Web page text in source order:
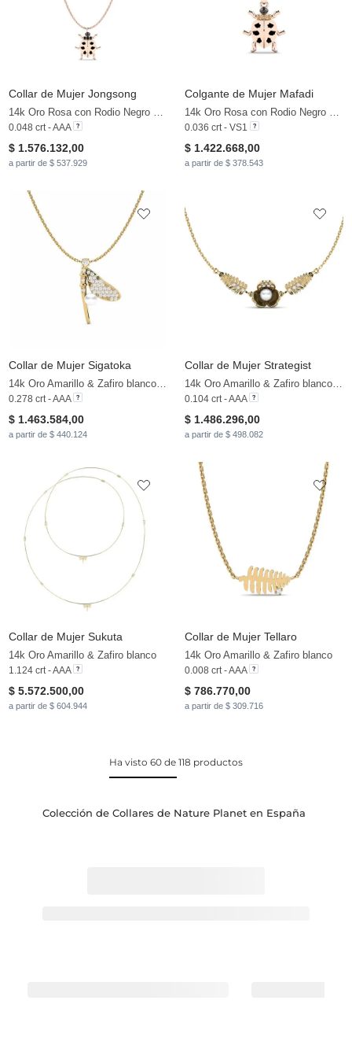
Collar de Mujer Jongsong
14k Oro Rosa con Rodio Negro & Diamante Negro & Zafiro blanco
0.048 crt - AAA
$ 1.576.132,00
a partir de $ 537.929
Colgante de Mujer Mafadi
14k Oro Rosa con Rodio Negro & Diamante Marrón
0.036 crt - VS1
$ 1.422.668,00
a partir de $ 378.543
Collar de Mujer Sigatoka
14k Oro Amarillo & Zafiro blanco & Perla blanca
0.278 crt - AAA
$ 1.463.584,00
a partir de $ 440.124
Collar de Mujer Strategist
14k Oro Amarillo & Zafiro blanco & Perla blanca
0.104 crt - AAA
$ 1.486.296,00
a partir de $ 498.082
Collar de Mujer Sukuta
14k Oro Amarillo & Zafiro blanco
1.124 crt - AAA
$ 5.572.500,00
a partir de $ 604.944
Collar de Mujer Tellaro
14k Oro Amarillo & Zafiro blanco
0.008 crt - AAA
$ 786.770,00
a partir de $ 309.716
Ha visto 60 de 118 productos
Colección de Collares de Nature Planet en España